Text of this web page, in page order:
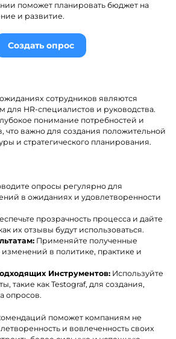
поможет планировать бюджет на
и развитие.
Создать опрос
сотрудников являются
для HR-специалистов и руководства.
понимание потребностей и
что важно для создания положительной
и стратегического планирования.
опросы регулярно для
в ожиданиях и удовлетворенности
прозрачность процесса и дайте
их отзывы будут использоваться.
Применяйте полученные
в политике, практике и
Инструментов: Используйте
такие как Testograf, для создания,
опросов.
поможет компаниям не
и вовлеченность своих